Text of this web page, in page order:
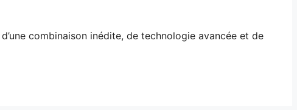
combinaison inédite, de technologie avancée et de